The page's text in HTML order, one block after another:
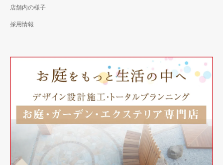
店舗内の様子
採用情報